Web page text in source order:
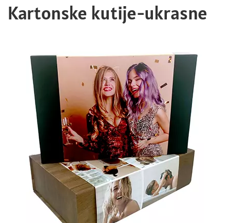
Kartonske kutije-ukrasne